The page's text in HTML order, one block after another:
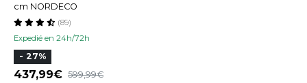
cm NORDECO
Expedié en 24h/72h
(89)
- 27%
437,99 599,99